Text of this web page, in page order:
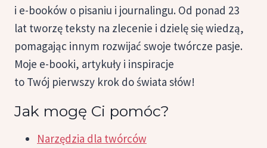
i e-booków o pisaniu i journalingu. Od ponad 23
lat tworzę teksty na zlecenie i dzielę się wiedzą,
pomagając innym rozwijać swoje twórcze pasje.
Moje e-booki, artykuły i inspiracje
to Twój pierwszy krok do świata słów!
Jak mogę Ci pomóc?
Narzędzia dla twórców